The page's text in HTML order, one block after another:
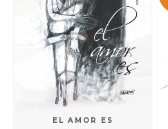
EL AMOR ES